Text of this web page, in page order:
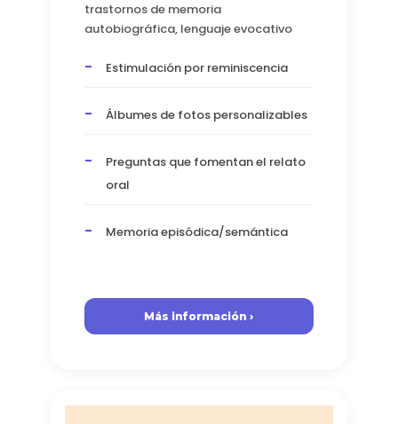
trastornos de memoria
autobiográfica, lenguaje evocativo
Estimulación por reminiscencia
Álbumes de fotos personalizables
Preguntas que fomentan el relato
oral
Memoria episódica/semántica
Más información ›